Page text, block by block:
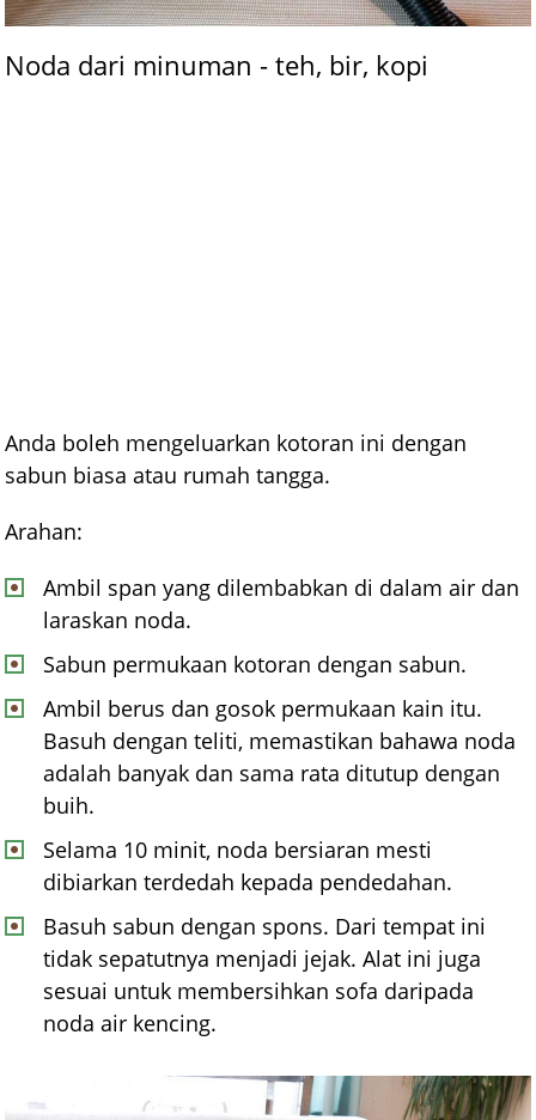
Noda dari minuman - teh, bir, kopi
Anda boleh mengeluarkan kotoran ini dengan
sabun biasa atau rumah tangga.
Arahan:
Ambil span yang dilembabkan di dalam air dan
laraskan noda.
Sabun permukaan kotoran dengan sabun.
Ambil berus dan gosok permukaan kain itu.
Basuh dengan teliti, memastikan bahawa noda
adalah banyak dan sama rata ditutup dengan
buih.
Selama 10 minit, noda bersiaran mesti
dibiarkan terdedah kepada pendedahan.
Basuh sabun dengan spons. Dari tempat ini
tidak sepatutnya menjadi jejak. Alat ini juga
sesuai untuk membersihkan sofa daripada
noda air kencing.